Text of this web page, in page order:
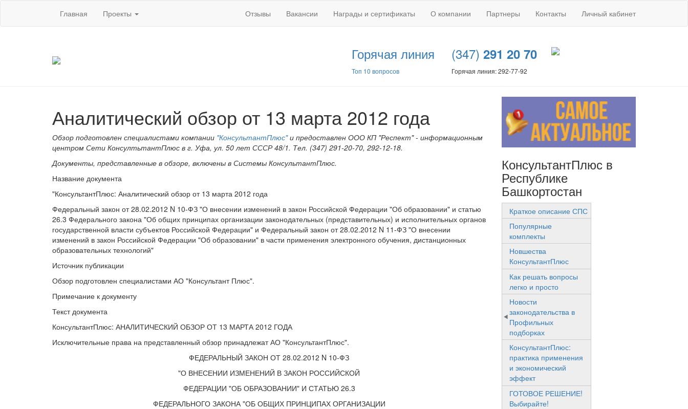
Главная Проекты Отзывы Вакансии Награды и сертификаты О компании Партнеры Контакты Личный кабинет
Горячая линия
Топ 10 вопросов
(347) 291 20 70
Горячая линия: 292-77-92
Аналитический обзор от 13 марта 2012 года
Обзор подготовлен специалистами компании "КонсультантПлюс"и предоставлен ООО КП "Респект" - информационным
центром Сети КонсултьтантПлюс в г. Уфа, ул. 50 лет СССР 48/1. Тел. (347) 291-20-70, 292-12-18.
Документы, представленные в обзоре, включены в Системы КонсультантПлюс.
Название документа
"КонсультантПлюс: Аналитический обзор от 13 марта 2012 года
Федеральный закон от 28.02.2012 N 10-ФЗ "О внесении изменений в закон Российской Федерации "Об образовании" и статью
26.3 Федерального закона "Об общих принципах организации законодательных (представительных) и исполнительных органов
государственной власти субъектов Российской Федерации" и Федеральный закон от 28.02.2012 N 11-ФЗ "О внесении
изменений в закон Российской Федерации "Об образовании" в части применения электронного обучения, дистанционных
образовательных технологий"
Источник публикации
Обзор подготовлен специалистами АО "Консультант Плюс".
Примечание к документу
Текст документа
КонсультантПлюс: АНАЛИТИЧЕСКИЙ ОБЗОР ОТ 13 МАРТА 2012 ГОДА
Исключительные права на представленный обзор принадлежат АО "КонсультантПлюс".
ФЕДЕРАЛЬНЫЙ ЗАКОН ОТ 28.02.2012 N 10-ФЗ
"О ВНЕСЕНИИ ИЗМЕНЕНИЙ В ЗАКОН РОССИЙСКОЙ
ФЕДЕРАЦИИ "ОБ ОБРАЗОВАНИИ" И СТАТЬЮ 26.3
ФЕДЕРАЛЬНОГО ЗАКОНА "ОБ ОБЩИХ ПРИНЦИПАХ ОРГАНИЗАЦИИ
КонсультантПлюс в
Республике
Башкортостан
Краткое описание СПС
Популярные
комплекты
Новшества
КонсультантПлюс
Как решать вопросы
легко и просто
Новости
законодательства в
Профильных
подборках
КонсультантПлюс:
практика применения
и экономический
эффект
ГОТОВОЕ РЕШЕНИЕ!
Выбирайте!